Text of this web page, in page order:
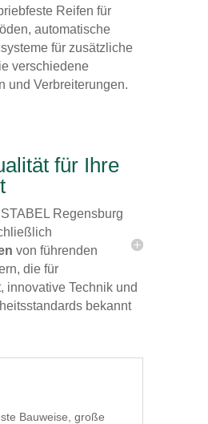
Reifen für
automatische
für zusätzliche
verschiedene
und Verbreiterungen.
für Ihre
Regensburg
von führenden
die für
innovative Technik und
bekannt
Bauweise, große